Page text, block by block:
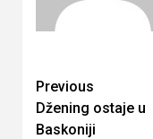
Continue
Reading
Previous
Džening ostaje u
Baskoniji